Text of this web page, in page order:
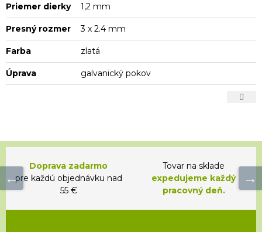
Priemer dierky 1,2 mm
Presný rozmer 3 x 2.4 mm
Farba zlatá
Úprava galvanický pokov
Doprava zadarmo
pre každú objednávku nad
55 €
Tovar na sklade
expedujeme každý
pracovný deň.